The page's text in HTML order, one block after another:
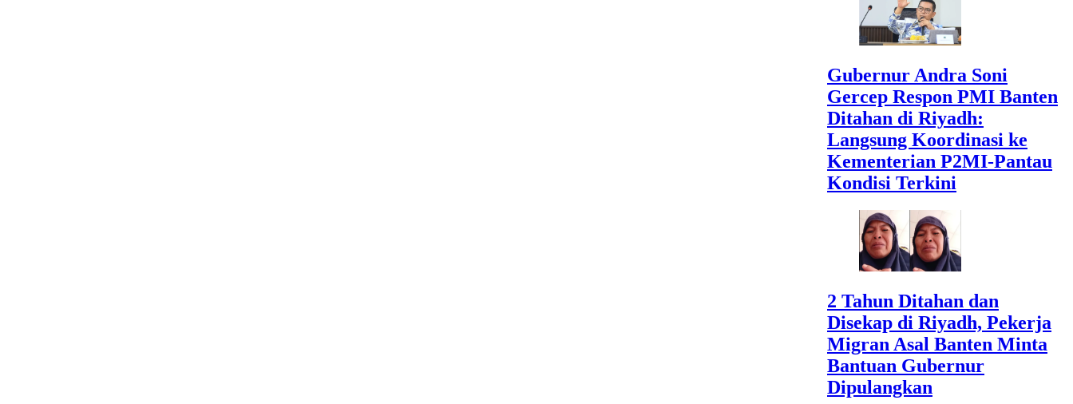
Gubernur Andra Soni
Gercep Respon PMI Banten
Ditahan di Riyadh:
Langsung Koordinasi ke
Kementerian P2MI-Pantau
Kondisi Terkini
2 Tahun Ditahan dan
Disekap di Riyadh, Pekerja
Migran Asal Banten Minta
Bantuan Gubernur
Dipulangkan